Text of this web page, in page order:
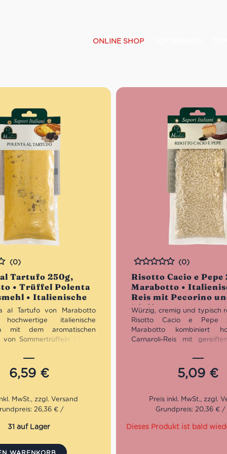
ONLINE SHOP
Tartufo 250g,
• Trüffel Polenta
• Italienische
(0)
al Tartufo von Marabotto
italienische
mit dem aromatischen
von Sommertrüffeln (Tuber
dieses Gourmetgericht in
Minuten und bringt den
Trüffelküche direkt
als raffinierte Hauptspeise
mediterraner Feinkost.
6,59 €
26,36 € /
31 auf Lager
Risotto Cacio e Pepe
Marabotto •
Reis mit Pecorino
Pfeffer
Bewertet
(0)
Würzig, cremig und typisch
Risotto Cacio e Pepe
Marabotto kombiniert
Carnaroli-Reis mit
„Gourmet Risotti“-Linie,
Minuten zubereitet – für
italienischen Genuss mit
5,09 €
Grundpreis: 20,36 € /
Dieses Produkt ist bald